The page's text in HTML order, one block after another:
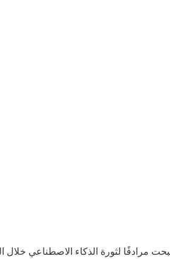
مرادفًا لثورة الذكاء الاصطناعي خلال